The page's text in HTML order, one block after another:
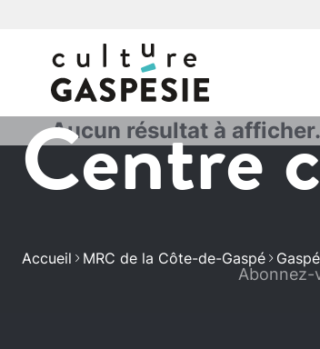
Centre
Accueil MRC de la Côte-de-Gaspé Gaspé
Aucun résultat à afficher.
Abonnez-